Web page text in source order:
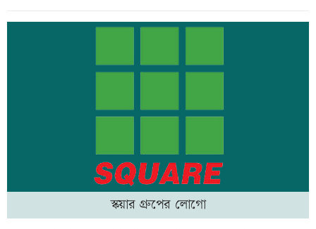
স্কয়ার গ্রুপের লোগো